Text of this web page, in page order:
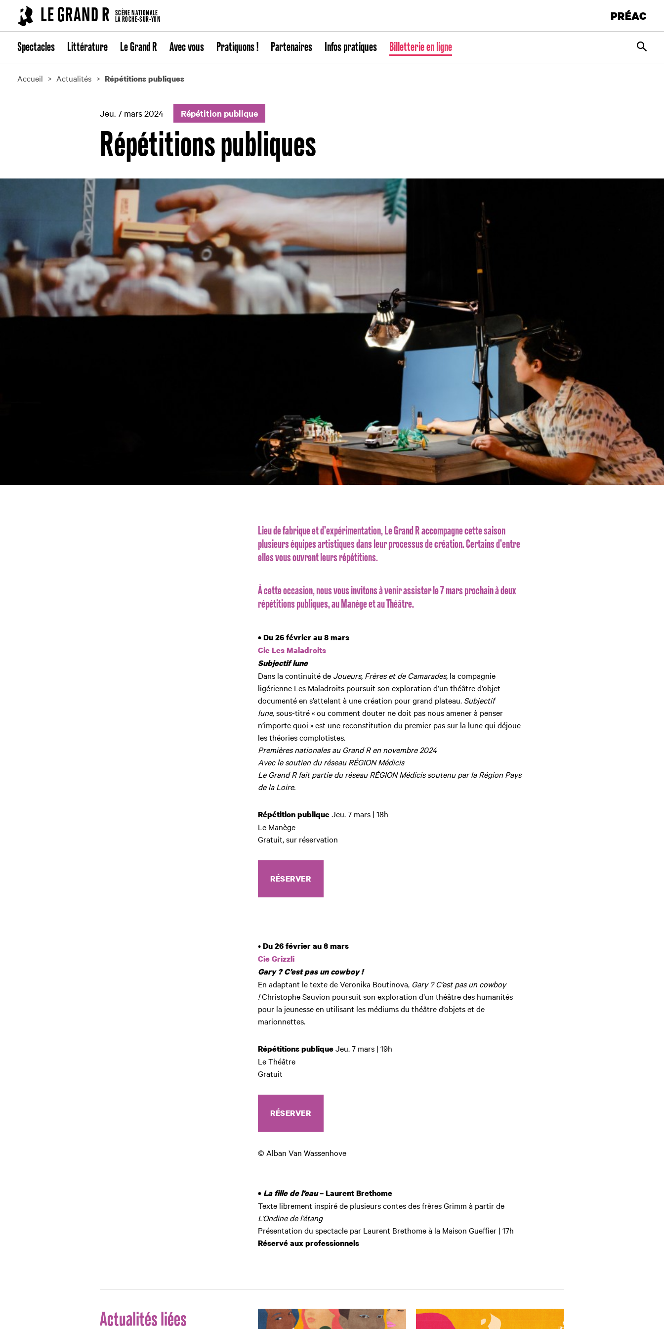
LE GRAND R
SCÈNE NATIONALE
LA ROCHE-SUR-YON
Spectacles Littérature Le Grand R Avec vous Pratiquons ! Partenaires Infos pratiques Billetterie en ligne
PRÉAC
Accueil Actualités Répétitions publiques
Jeu. 7 mars 2024 Répétition publique
Répétitions publiques
Lieu de fabrique et d’expérimentation, Le Grand R accompagne cette saison
plusieurs équipes artistiques dans leur processus de création. Certains d’entre
elles vous ouvrent leurs répétitions.
À cette occasion, nous vous invitons à venir assister le 7 mars prochain à deux
répétitions publiques, au Manège et au Théâtre.
• Du 26 février au 8 mars
Cie Les Maladroits
Subjectif lune
Dans la continuité de Joueurs, Frères et de Camarades, la compagnie
ligérienne Les Maladroits poursuit son exploration d’un théâtre d’objet
documenté en s’attelant à une création pour grand plateau. Subjectif
lune,sous-titré « ou comment douter ne doit pas nous amener à penser
n’importe quoi » est une reconstitution du premier pas sur la lune qui déjoue
les théories complotistes.
Premières nationales au Grand R en novembre 2024
Avec le soutien du réseau RÉGION Médicis
Le Grand R fait partie du réseau RÉGION Médicis soutenu par la Région Pays
de la Loire.
Répétition publiqueJeu. 7 mars | 18h
Le Manège
Gratuit, sur réservation
RÉSERVER
•Du 26 février au 8 mars
Cie Grizzli
Gary ? C’est pas un cowboy !
En adaptant le texte de Veronika Boutinova, Gary ? C’est pas un cowboy
!Christophe Sauvion poursuit son exploration d’un théâtre des humanités
pour la jeunesse en utilisant les médiums du théâtre d’objets et de
marionnettes.
Répétitions publiqueJeu. 7 mars | 19h
Le Théâtre
Gratuit
RÉSERVER
© Alban Van Wassenhove
• La fille de l’eau– Laurent Brethome
Texte librement inspiré de plusieurs contes des frères Grimm à partir de
L’Ondine de l’étang
Présentation du spectacle par Laurent Brethome à la Maison Gueffier | 17h
Réservé aux professionnels
Actualités liées
Cookies management panel